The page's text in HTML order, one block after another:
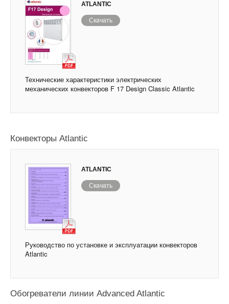
ATLANTIC
Скачать
Технические характеристики электрических
механических конвекторов F 17 Design Classic Atlantic
Конвекторы Atlantic
ATLANTIC
Скачать
Руководство по установке и эксплуатации конвекторов
Atlantic
Обогреватели линии Advanced Atlantic